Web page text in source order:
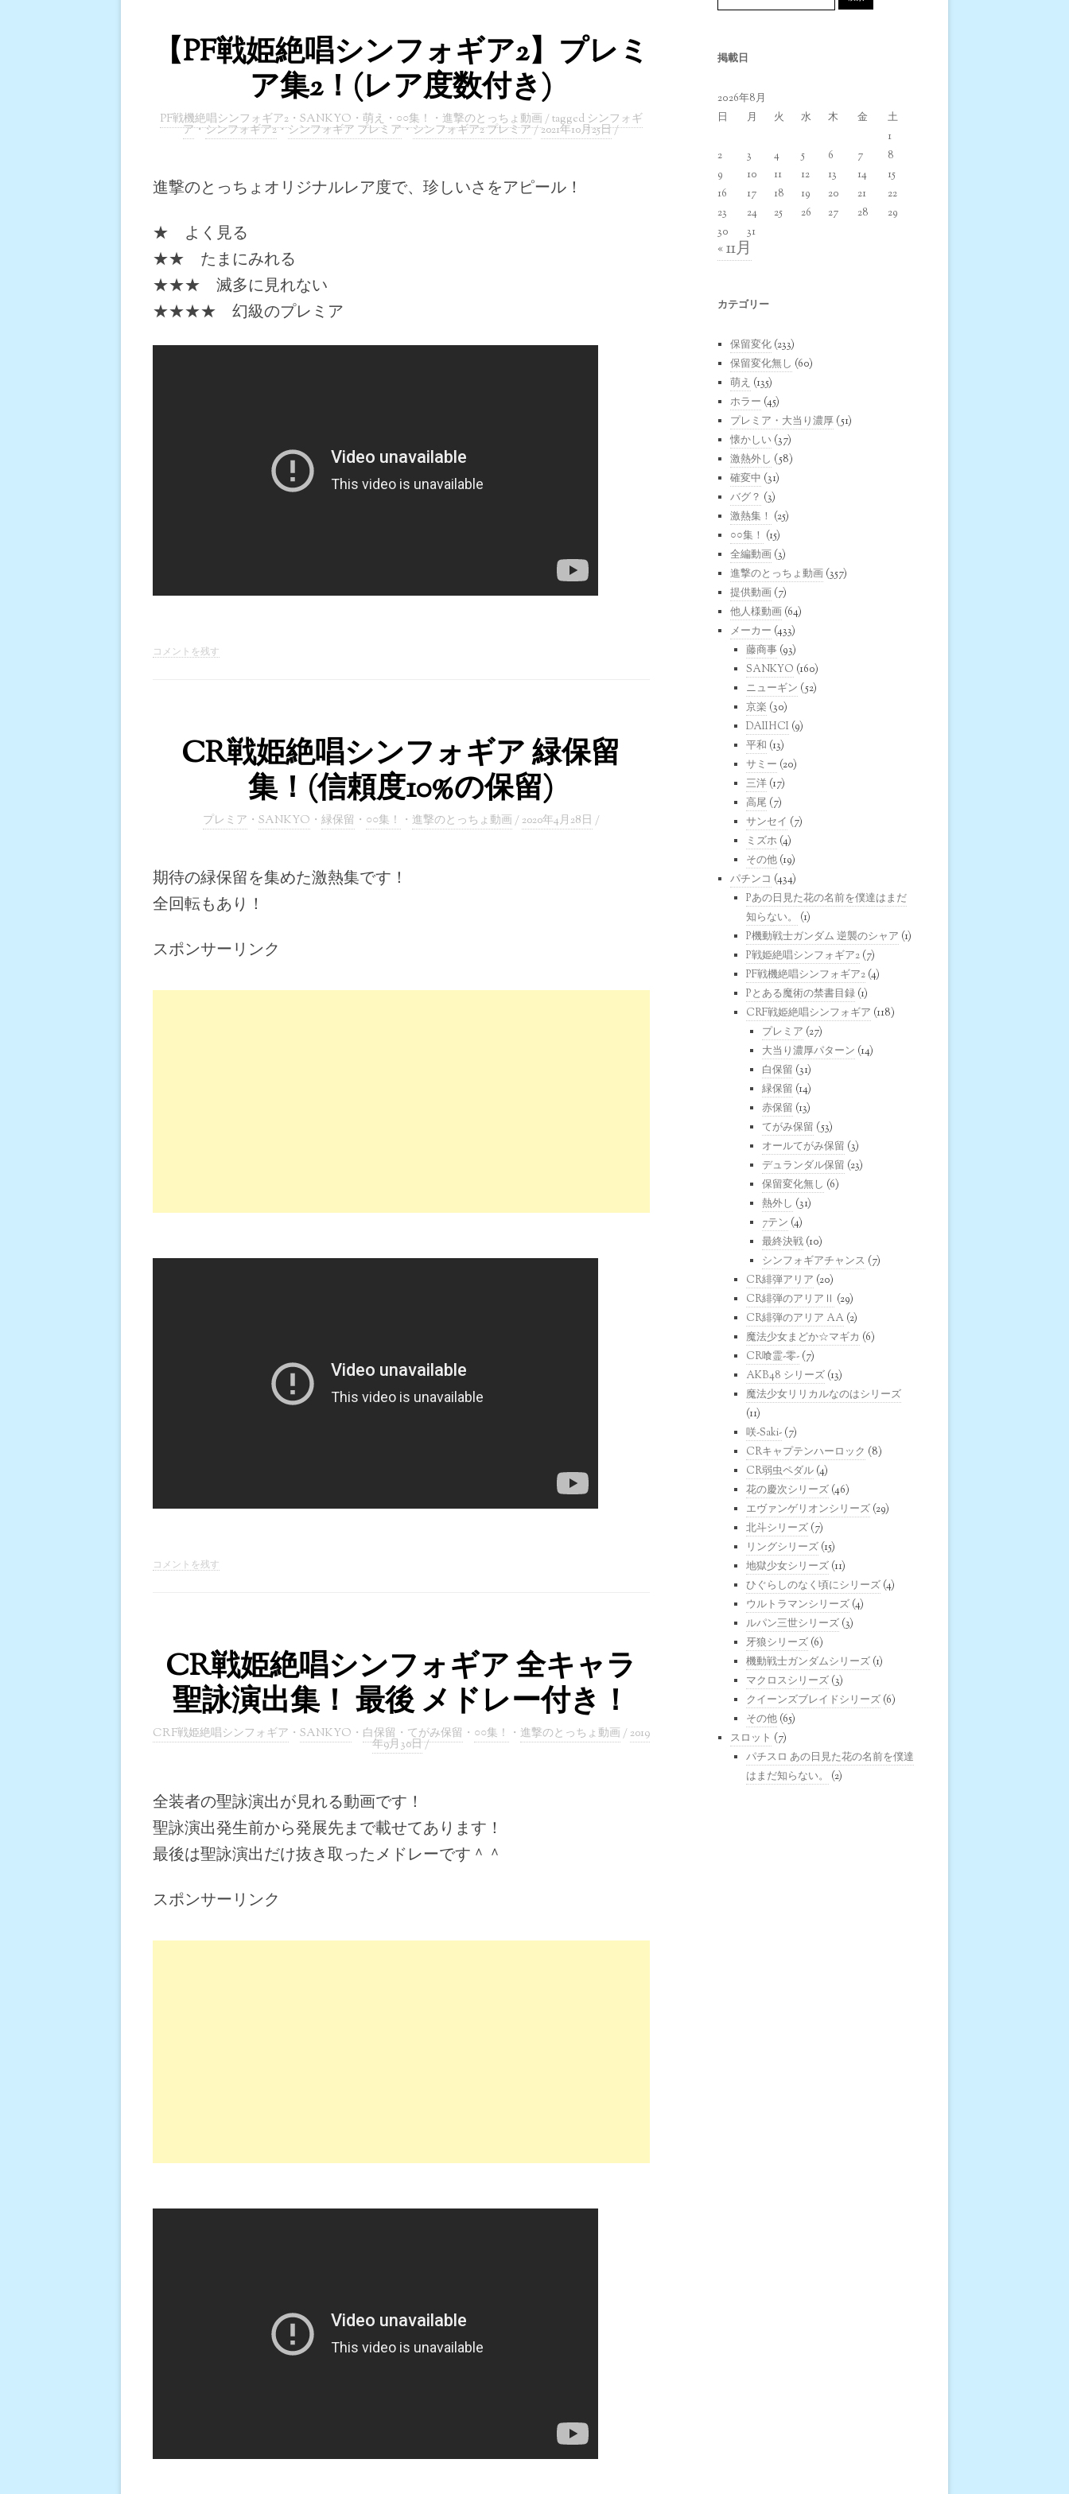
【PF戦姫絶唱シンフォギア2】プレミ
ア集2！(レア度数付き)
PF戦機絶唱シンフォギア2・ SANKYO ・ 萌え ・ ○○集！ ・ 進撃のとっちょ動画 / tagged シンフォギ
ア・シンフォギア2・シンフォギア プレミア・シンフォギア2 プレミア/2021年10月25日/
進撃のとっちょオリジナルレア度で、珍しいさをアピール！
★ よく見る
★★ たまにみれる
★★★ 滅多に見れない
★★★★ 幻級のプレミア
コメントを残す
CR戦姫絶唱シンフォギア 緑保留
集！(信頼度10%の保留)
プレミア ・ SANKYO ・ 緑保留 ・ ○○集！ ・ 進撃のとっちょ動画 / 2020年4月28日 /
期待の緑保留を集めた激熱集です！
全回転もあり！
スポンサーリンク
コメントを残す
CR戦姫絶唱シンフォギア 全キャラ
聖詠演出集！ 最後 メドレー付き！
CRF戦姫絶唱シンフォギア ・ SANKYO ・ 白保留 ・ てがみ保留 ・ ○○集！ ・ 進撃のとっちょ動画 / 2019
年9月30日/
全装者の聖詠演出が見れる動画です！
聖詠演出発生前から発展先まで載せてあります！
最後は聖詠演出だけ抜き取ったメドレーです＾＾
スポンサーリンク
掲載日
2026年8月
日
月 火 水 木 金
土
1
2
3 4 5 6 7
8
9
10 11 12 13 14
15
16
17 18 19 20 21
22
23
24 25 26 27 28
29
30
31
« 11月
カテゴリー
保留変化 (233)
保留変化無し (60)
萌え (135)
ホラー (45)
プレミア・大当り濃厚 (51)
懐かしい (37)
激熱外し (58)
確変中 (31)
バグ？ (3)
激熱集！ (25)
○○集！ (15)
全編動画 (3)
進撃のとっちょ動画 (357)
提供動画 (7)
他人様動画 (64)
メーカー (433)
藤商事 (93)
SANKYO (160)
ニューギン (52)
京楽 (30)
DAIIHCI (9)
平和 (13)
サミー (20)
三洋 (17)
高尾 (7)
サンセイ (7)
ミズホ (4)
その他 (19)
パチンコ (434)
Pあの日見た花の名前を僕達はまだ
知らない。
(1)
P機動戦士ガンダム 逆襲のシャア (1)
P戦姫絶唱シンフォギア2 (7)
PF戦機絶唱シンフォギア2 (4)
Pとある魔術の禁書目録 (1)
CRF戦姫絶唱シンフォギア (118)
プレミア (27)
大当り濃厚パターン (14)
白保留 (31)
緑保留 (14)
赤保留 (13)
てがみ保留 (53)
オールてがみ保留 (3)
デュランダル保留 (23)
保留変化無し (6)
熱外し (31)
7テン (4)
最終決戦 (10)
シンフォギアチャンス (7)
CR緋弾アリア (20)
CR緋弾のアリアⅡ (29)
CR緋弾のアリア AA (2)
魔法少女まどか☆マギカ (6)
CR喰霊-零- (7)
AKB48 シリーズ (13)
魔法少女リリカルなのはシリーズ
(11)
咲-Saki- (7)
CRキャプテンハーロック (8)
CR弱虫ペダル (4)
花の慶次シリーズ (46)
エヴァンゲリオンシリーズ (29)
北斗シリーズ (7)
リングシリーズ (15)
地獄少女シリーズ (11)
ひぐらしのなく頃にシリーズ (4)
ウルトラマンシリーズ (4)
ルパン三世シリーズ (3)
牙狼シリーズ (6)
機動戦士ガンダムシリーズ (1)
マクロスシリーズ (3)
クイーンズブレイドシリーズ (6)
その他 (65)
スロット (7)
パチスロ あの日見た花の名前を僕達
はまだ知らない。
(2)